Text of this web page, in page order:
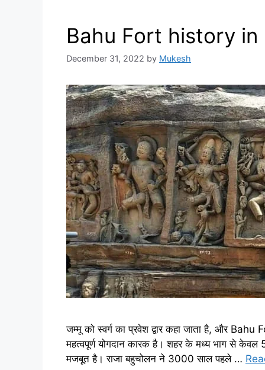
Bahu Fort history in
December 31, 2022 by Mukesh
जम्मू को स्वर्ग का प्रवेश द्वार कहा जाता है, और
महत्वपूर्ण योगदान कारक है। शहर के मध्य भाग से केवल
मजबूत है। राजा बहुचोलन ने 3000 साल पहले …